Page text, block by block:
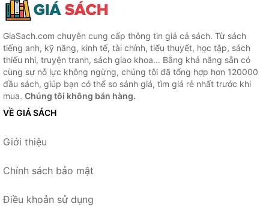
GiaSach.com chuyên cung cấp thông tin giá cả sách. Từ sách
tiếng anh, kỹ năng, kinh tế, tài chính, tiểu thuyết, học tập, sách
thiếu nhi, truyện tranh, sách giao khoa... Bằng khả năng sẵn có
cùng sự nỗ lực không ngừng, chúng tôi đã tổng hợp hơn 120000
đầu sách, giúp bạn có thể so sánh giá, tìm giá rẻ nhất trước khi
mua. Chúng tôi không bán hàng.
VỀ GIÁ SÁCH
Giới thiệu
Chính sách bảo mật
Điều khoản sử dụng